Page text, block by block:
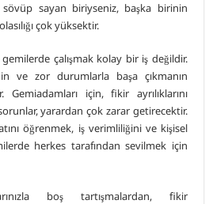
sövüp sayan biriyseniz, başka birinin
çok yüksektir.
çalışmak kolay bir iş değildir.
ve zor durumlarla başa çıkmanın
Gemiadamları için, fikir ayrılıklarını
yarardan çok zarar getirecektir.
öğrenmek, iş verimliliğini ve kişisel
herkes tarafından sevilmek için
boş tartışmalardan, fikir